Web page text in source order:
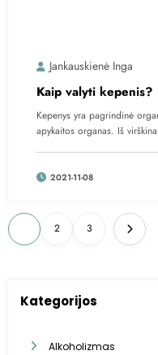
Jankauskienė Inga
Kaip valyti kepenis?
Kepenys yra pagrindinė
apykaitos organas. Iš
2021-11-08
Įrašų
puslapiavimas
2 3
Kategorijos
Alkoholizmas